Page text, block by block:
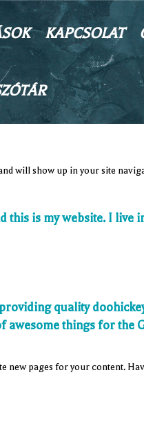
KAPCSOLAT
will show up in your site
is my website. I live
quality
awesome things for the
new pages for your content.